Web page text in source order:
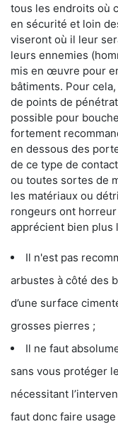
tous les endroits où
en sécurité et loin
viseront où il leur
leurs ennemies
mis en œuvre pour
bâtiments. Pour
de points de
possible pour
fortement
en dessous des
de ce type de
ou toutes sortes de
les matériaux ou
rongeurs ont
apprécient bien plus
Il n'est pas
arbustes à côté des
d’une surface
grosses pierres ;
Il ne faut
sans vous protéger
nécessitant
faut donc faire